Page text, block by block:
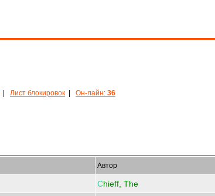
Лист блокировок Он-лайн: 36
Автор
Сhieff, The